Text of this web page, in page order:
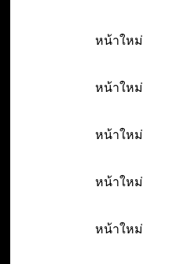
หน้าใหม่
หน้าใหม่
หน้าใหม่
หน้าใหม่
หน้าใหม่